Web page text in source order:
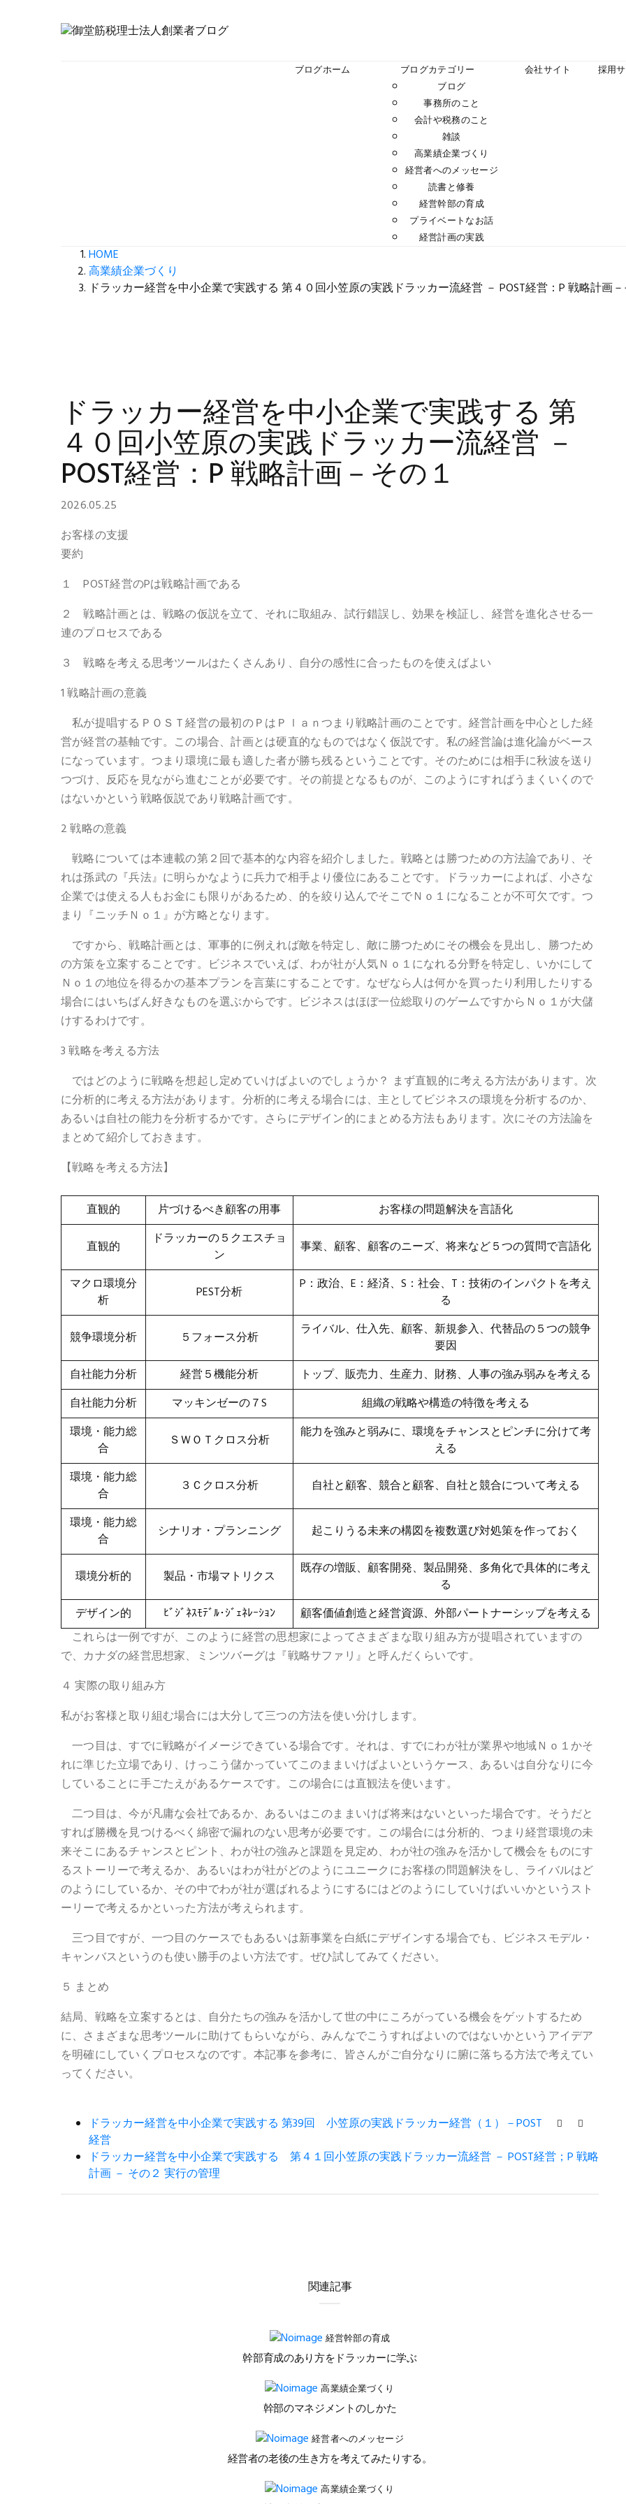
ブログホーム
ブログカテゴリー
ブログ
事務所のこと
会計や税務のこと
雑談
高業績企業づくり
経営者へのメッセージ
読書と修養
経営幹部の育成
プライベートなお話
経営計画の実践
会社サイト 採用
HOME
高業績企業づくり
ドラッカー経営を中小企業で実践する 第４０回小笠原の実践ドラッカー流経営 － POST経営：P 戦略計画－
ドラッカー経営を中小企業で実践する 第
４０回小笠原の実践ドラッカー流経営 －
POST経営：P 戦略計画－その１
2026.05.25
お客様の支援
要約
１ POST経営のPは戦略計画である
２ 戦略計画とは、戦略の仮説を立て、それに取組み、試行錯誤し、効果を検証し、経営を進化させる一
連のプロセスである
３ 戦略を考える思考ツールはたくさんあり、自分の感性に合ったものを使えばよい
1 戦略計画の意義
私が提唱するＰＯＳＴ経営の最初のＰはＰｌａｎつまり戦略計画のことです。経営計画を中心とした経
営が経営の基軸です。この場合、計画とは硬直的なものではなく仮説です。私の経営論は進化論がベース
になっています。つまり環境に最も適した者が勝ち残るということです。そのためには相手に秋波を送り
つづけ、反応を見ながら進むことが必要です。その前提となるものが、このようにすればうまくいくので
はないかという戦略仮説であり戦略計画です。
2 戦略の意義
戦略については本連載の第２回で基本的な内容を紹介しました。戦略とは勝つための方法論であり、そ
れは孫武の『兵法』に明らかなように兵力で相手より優位にあることです。ドラッカーによれば、小さな
企業では使える人もお金にも限りがあるため、的を絞り込んでそこでＮｏ１になることが不可欠です。つ
まり『ニッチＮｏ１』が方略となります。
ですから、戦略計画とは、軍事的に例えれば敵を特定し、敵に勝つためにその機会を見出し、勝つため
の方策を立案することです。ビジネスでいえば、わが社が人気Ｎｏ１になれる分野を特定し、いかにして
Ｎｏ１の地位を得るかの基本プランを言葉にすることです。なぜなら人は何かを買ったり利用したりする
場合にはいちばん好きなものを選ぶからです。ビジネスはほぼ一位総取りのゲームですからＮｏ１が大儲
けするわけです。
3 戦略を考える方法
ではどのように戦略を想起し定めていけばよいのでしょうか？ まず直観的に考える方法があります。次
に分析的に考える方法があります。分析的に考える場合には、主としてビジネスの環境を分析するのか、
あるいは自社の能力を分析するかです。さらにデザイン的にまとめる方法もあります。次にその方法論を
まとめて紹介しておきます。
【戦略を考える方法】
直観的 片づけるべき顧客の用事 お客様の問題解決を言語化
直観的
ドラッカーの５クエスチョ
ン
事業、顧客、顧客のニーズ、将来など５つの質問で言語化
マクロ環境分
析
PEST分析
P：政治、E：経済、S：社会、T：技術のインパクトを考え
る
競争環境分析 ５フォース分析
ライバル、仕入先、顧客、新規参入、代替品の５つの競争
要因
自社能力分析
経営５機能分析
トップ、販売力、生産力、財務、人事の強み弱みを考える
自社能力分析
マッキンゼーの７S
組織の戦略や構造の特徴を考える
環境・能力総
合
ＳＷＯＴクロス分析
能力を強みと弱みに、環境をチャンスとピンチに分けて考
える
環境・能力総
合
３Ｃクロス分析 自社と顧客、競合と顧客、自社と競合について考える
環境・能力総
合
シナリオ・プランニング 起こりうる未来の構図を複数選び対処策を作っておく
環境分析的 製品・市場マトリクス
既存の増販、顧客開発、製品開発、多角化で具体的に考え
る
デザイン的
ﾋﾞｼﾞﾈｽﾓﾃﾞﾙ･ｼﾞｪﾈﾚｰｼｮﾝ
顧客価値創造と経営資源、外部パートナーシップを考える
これらは一例ですが、このように経営の思想家によってさまざまな取り組み方が提唱されていますの
で、カナダの経営思想家、ミンツバーグは『戦略サファリ』と呼んだくらいです。
４ 実際の取り組み方
私がお客様と取り組む場合には大分して三つの方法を使い分けします。
一つ目は、すでに戦略がイメージできている場合です。それは、すでにわが社が業界や地域Ｎｏ１かそ
れに準じた立場であり、けっこう儲かっていてこのままいけばよいというケース、あるいは自分なりに今
していることに手ごたえがあるケースです。この場合には直観法を使います。
二つ目は、今が凡庸な会社であるか、あるいはこのままいけば将来はないといった場合です。そうだと
すれば勝機を見つけるべく綿密で漏れのない思考が必要です。この場合には分析的、つまり経営環境の未
来そこにあるチャンスとピント、わが社の強みと課題を見定め、わが社の強みを活かして機会をものにす
るストーリーで考えるか、あるいはわが社がどのようにユニークにお客様の問題解決をし、ライバルはど
のようにしているか、その中でわが社が選ばれるようにするにはどのようにしていけばいいかというスト
ーリーで考えるかといった方法が考えられます。
三つ目ですが、一つ目のケースでもあるいは新事業を白紙にデザインする場合でも、ビジネスモデル・
キャンバスというのも使い勝手のよい方法です。ぜひ試してみてください。
５ まとめ
結局、戦略を立案するとは、自分たちの強みを活かして世の中にころがっている機会をゲットするため
に、さまざまな思考ツールに助けてもらいながら、みんなでこうすればよいのではないかというアイデア
を明確にしていくプロセスなのです。本記事を参考に、皆さんがご自分なりに腑に落ちる方法で考えてい
ってください。
ドラッカー経営を中小企業で実践する 第39回 小笠原の実践ドラッカー経営（１）－POST
経営
ドラッカー経営を中小企業で実践する 第４１回小笠原の実践ドラッカー流経営 － POST経営；P 戦略
計画 － その２ 実行の管理
関連記事
経営幹部の育成
幹部育成のあり方をドラッカーに学ぶ
高業績企業づくり
幹部のマネジメントのしかた
経営者へのメッセージ
経営者の老後の生き方を考えてみたりする。
高業績企業づくり